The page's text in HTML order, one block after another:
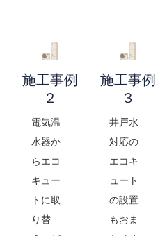
施工事例
２
電気温
水器か
らエコ
キュー
トに取
り替
施工事例
３
井戸水
対応の
エコキ
ュート
の設置
もおま